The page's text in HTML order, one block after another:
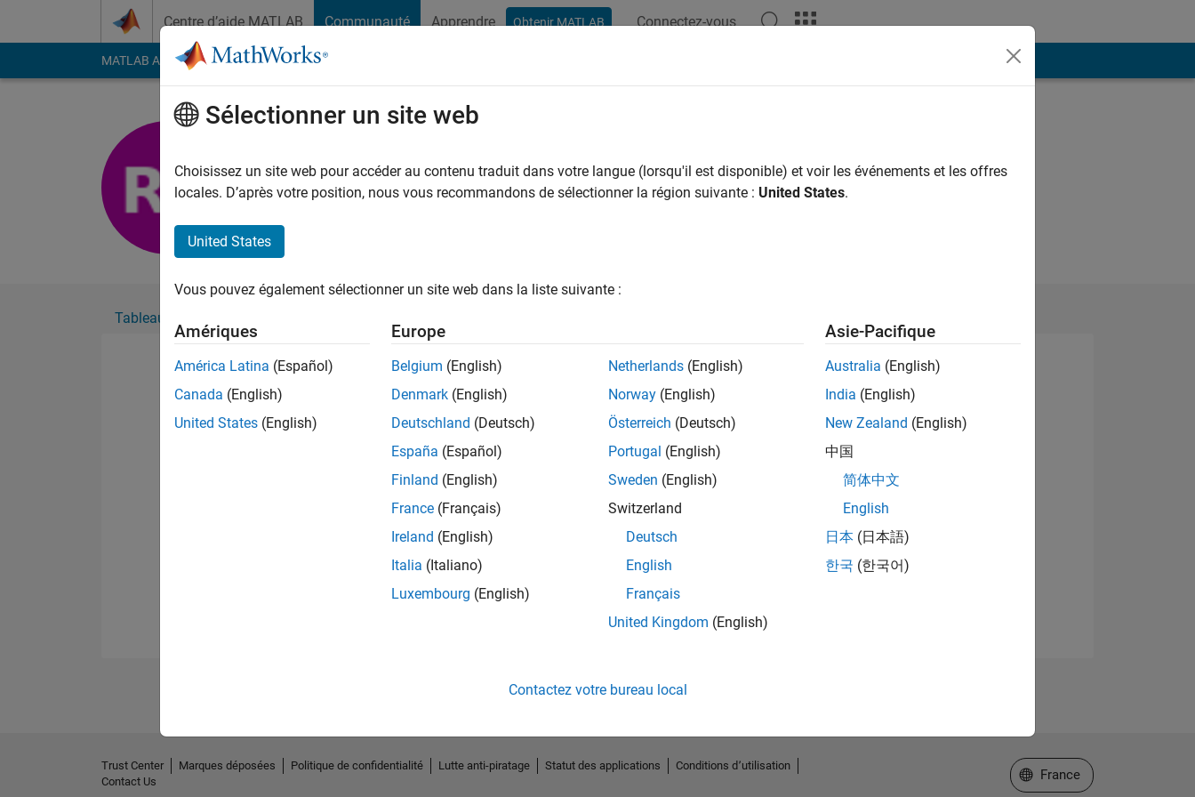
Centre d’aide MATLAB Communauté Apprendre Obtenir MATLAB Connectez-vous
MATLAB Answers File Exchange Cody
Actif depuis 2021
Followers:0Following:0
MATLAB
Tableau de bord
Please to endorse this person in a skill
No Endorsements received
Sélectionner un site web
Choisissez un site web pour accéder au contenu traduit dans votre langue (lorsqu'il est disponible) et voir les événements et les offres
locales. D’après votre position, nous vous recommandons de sélectionner la région suivante : United States.
United States
Vous pouvez également sélectionner un site web dans la liste suivante :
Amériques
América Latina (Español)
Canada (English)
United States (English)
Europe
Belgium (English)
Denmark (English)
Deutschland (Deutsch)
España (Español)
Finland (English)
France (Français)
Ireland (English)
Italia (Italiano)
Luxembourg (English)
Netherlands (English)
Norway (English)
Österreich (Deutsch)
Portugal (English)
Sweden (English)
Switzerland
Deutsch
English
Français
United Kingdom (English)
Asie-Pacifique
Australia (English)
India (English)
New Zealand (English)
中国
简体中文
English
日本 (日本語)
한국 (한국어)
Contactez votre bureau local
Trust Center Marques déposées Politique de confidentialité Lutte anti-piratage Statut des applications
Conditions d՚utilisation
Contact Us
Sélectionner un site web
France